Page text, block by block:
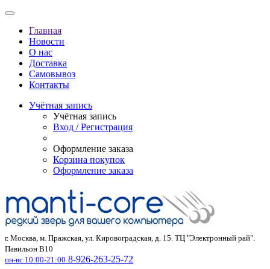
Главная
Новости
О нас
Доставка
Самовывоз
Контакты
Учётная запись
Учётная запись
Вход / Регистрация
Оформление заказа
Корзина покупок
Оформление заказа
г. Москва, м. Пражская, ул. Кировоградская, д. 15. ТЦ "Электронный рай".
Павильон В10
пн-вс 10:00-21:00 8-926-263-25-72